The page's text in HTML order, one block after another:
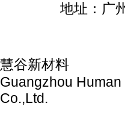
地址：广
慧谷新材料
Co.,Ltd.